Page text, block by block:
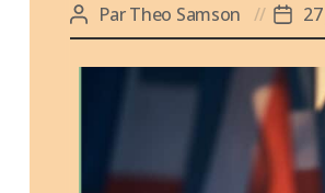
Auteur
de
l’article
ParTheo Samson
Date
de